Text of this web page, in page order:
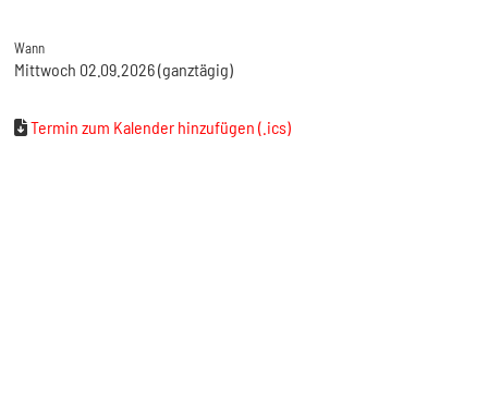
Wann
Mittwoch 02.09.2026 (ganztägig)
Termin zum Kalender hinzufügen (.ics)